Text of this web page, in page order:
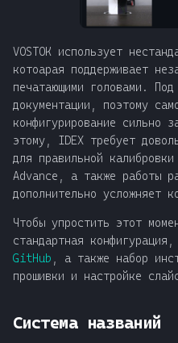
VOSTOK использует
котоарая поддерживает
печатающими головами.
документации, поэтому
конфигурирование сильно
этому, IDEX требует
для правильной
Advance, а также работы
дополнительно усложняет
Чтобы упростить этот
стандартная
GitHub , а также набор
прошивки и настройке
Система названий